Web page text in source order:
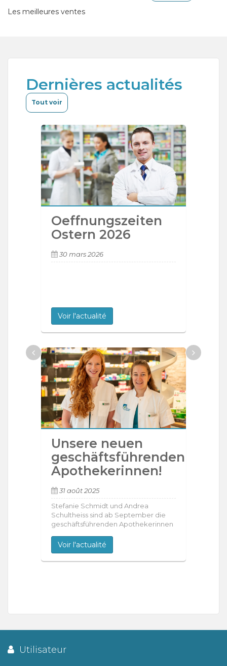
Les meilleures ventes
Dernières actualités
Tout voir
Oeffnungszeiten
Ostern 2026
30 mars 2026
Voir l'actualité
Unsere neuen
geschäftsführenden
Apothekerinnen!
31 août 2025
Stefanie Schmidt und Andrea
Schultheiss sind ab September die
geschäftsführenden Apothekerinnen
Voir l'actualité
Utilisateur